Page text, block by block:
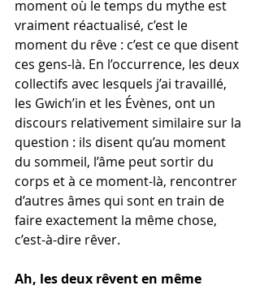
moment où le temps du mythe est
vraiment réactualisé, c’est le
moment du rêve : c’est ce que disent
ces gens-là. En l’occurrence, les deux
collectifs avec lesquels j’ai travaillé,
les Gwich’in et les Évènes, ont un
discours relativement similaire sur la
question : ils disent qu’au moment
du sommeil, l’âme peut sortir du
corps et à ce moment-là, rencontrer
d’autres âmes qui sont en train de
faire exactement la même chose,
c’est-à-dire rêver.
Ah, les deux rêvent en même